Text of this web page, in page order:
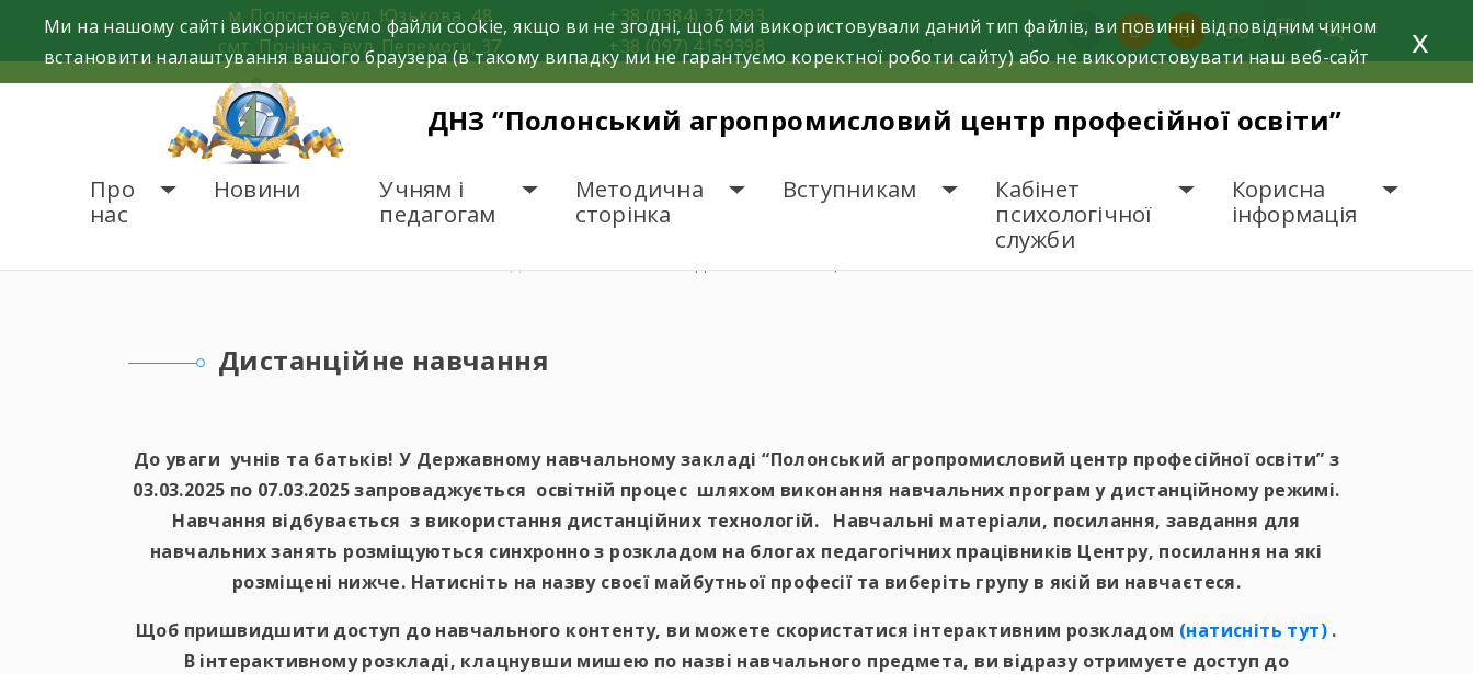
м. Полонне, вул. Юзькова, 48
смт. Понінка, вул. Перемоги, 37
+38 (0384) 371293
+38 (097) 4159398
facebookinstagramyoutube
ДНЗ “Полонський агропромисловий центр професійної освіти”
Про
нас
Новини
Учням і
педагогам
Методична
сторінка
Вступникам
Кабінет
психологічної
служби
Корисна
інформація
Дистанційне навчання
До уваги учнів та батьків! У Державному навчальному закладі “Полонський агропромисловий центр професійної освіти” з
03.03.2025 по 07.03.2025 запроваджується освітній процес шляхом виконання навчальних програм у дистанційному режимі.
Навчання відбувається з використання дистанційних технологій. Навчальні матеріали, посилання, завдання для
навчальних занять розміщуються синхронно з розкладом на блогах педагогічних працівників Центру, посилання на які
розміщені нижче. Натисніть на назву своєї майбутньої професії та виберіть групу в якій ви навчаєтеся.
Щоб пришвидшити доступ до навчального контенту, ви можете скористатися інтерактивним розкладом (натисніть тут) .
В інтерактивному розкладі, клацнувши мишею по назві навчального предмета, ви відразу отримуєте доступ до
Ми на нашому сайті використовуємо файли cookie, якщо ви не згодні, щоб ми використовували даний тип файлів, ви повинні відповідним чином
встановити налаштування вашого браузера (в такому випадку ми не гарантуємо коректної роботи сайту) або не використовувати наш веб-сайт
x